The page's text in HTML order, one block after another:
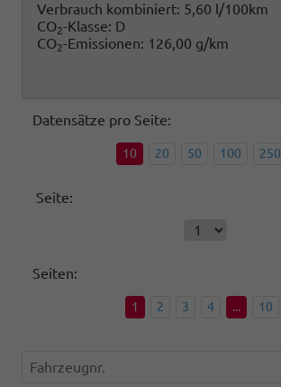
Verbrauch kombiniert: 5,60 l/100km
CO2-Klasse: D
CO2-Emissionen: 126,00 g/km
Datensätze pro Seite:
10 20 50 100 250
Seite:
Seiten:
1 2 3 4 ... 10
Fahrzeugnr.